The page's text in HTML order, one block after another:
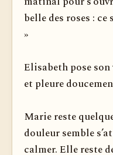
belle des roses : ce
»
Elisabeth pose
et pleure
Marie reste
douleur semble
calmer. Elle reste